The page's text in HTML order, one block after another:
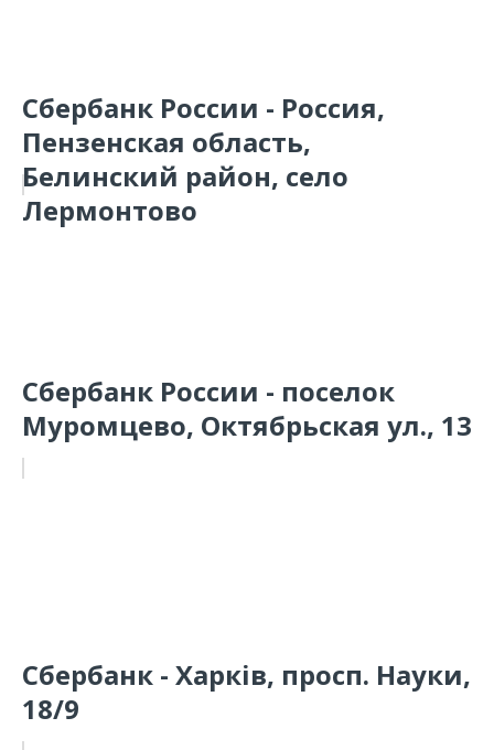
Сбербанк России - Россия,
Пензенская область,
Белинский район, село
Лермонтово
Сбербанк России - поселок
Муромцево, Октябрьская ул., 13
Сбербанк - Харків, просп. Науки,
18/9